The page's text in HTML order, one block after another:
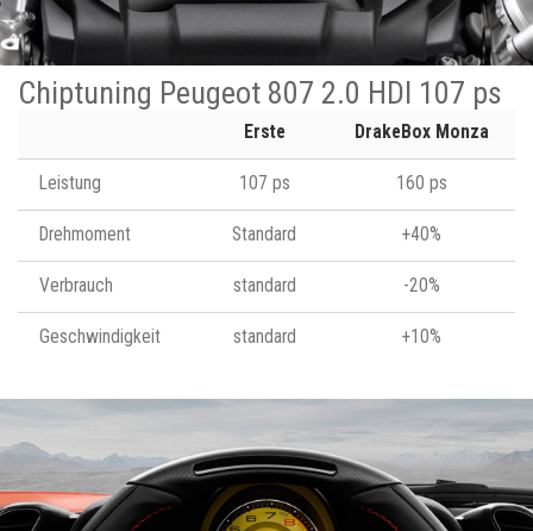
Chiptuning Peugeot 807 2.0 HDI 107 ps
Erste DrakeBox Monza
Leistung 107 ps 160 ps
Drehmoment Standard +40%
Verbrauch standard -20%
Geschwindigkeit standard +10%